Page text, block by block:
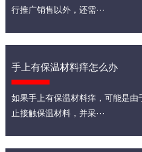
行推广销售以外，还需···
手上有保温材料痒怎么办
如果手上有保温材料痒，可能是
止接触保温材料，并采···